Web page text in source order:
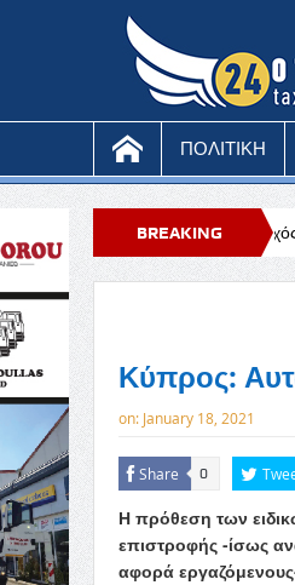
ΠΟΛΙΤΙΚΗ
BREAKING
NEWS
μοναχός συνελήφθη μετά
Κύπρος:
on: January 18, 2021
Share 0
Η πρόθεση των
επιστροφής -ίσως
αφορά